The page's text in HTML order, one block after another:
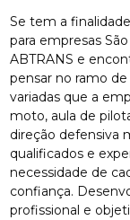
Se tem a
para empresas
ABTRANS e
pensar no ramo
variadas que a
moto, aula de
direção defensiva
qualificados e
necessidade de
confiança.
profissional e